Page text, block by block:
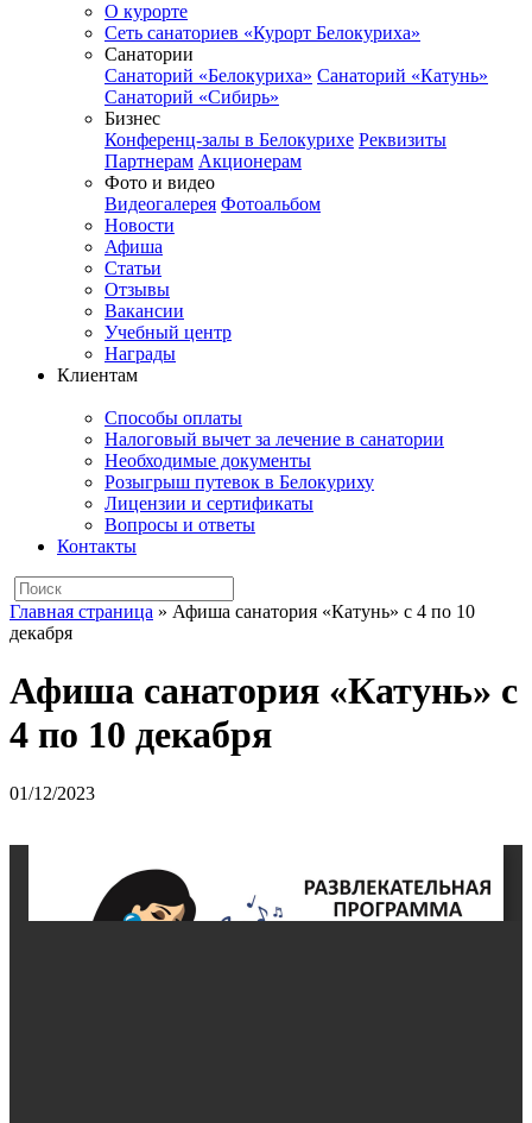
О курорте
Сеть санаториев «Курорт Белокуриха»
Санатории
Санаторий «Белокуриха» Санаторий «Катунь»
Санаторий «Сибирь»
Бизнес
Конференц-залы в Белокурихе Реквизиты
Партнерам Акционерам
Фото и видео
Видеогалерея Фотоальбом
Новости
Афиша
Статьи
Отзывы
Вакансии
Учебный центр
Награды
Клиентам
Способы оплаты
Налоговый вычет за лечение в санатории
Необходимые документы
Розыгрыш путевок в Белокуриху
Лицензии и сертификаты
Вопросы и ответы
Контакты
Главная страница » Афиша санатория «Катунь» с 4 по 10
декабря
Афиша санатория «Катунь» с
4 по 10 декабря
01/12/2023